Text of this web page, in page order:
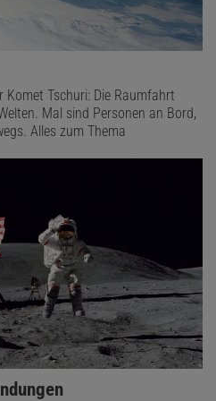
Komet Tschuri: Die Raumfahrt
Mal sind Personen an Bord,
Alles zum Thema